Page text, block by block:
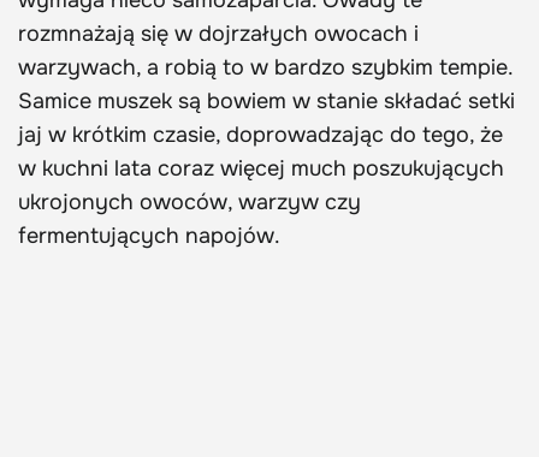
rozmnażają się w dojrzałych owocach i
warzywach, a robią to w bardzo szybkim tempie.
Samice muszek są bowiem w stanie składać setki
jaj w krótkim czasie, doprowadzając do tego, że
w kuchni lata coraz więcej much poszukujących
ukrojonych owoców, warzyw czy
fermentujących napojów.